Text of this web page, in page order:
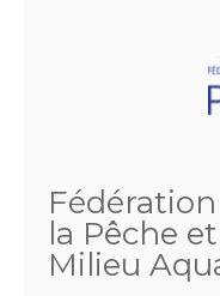
la Pêche
Milieu